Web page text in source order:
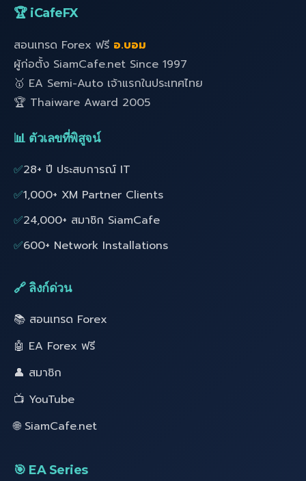
🏆 iCafeFX
สอนเทรด Forex ฟรี อ.บอม
ผู้ก่อตั้ง SiamCafe.net Since 1997
🥇 EA Semi-Auto เจ้าแรกในประเทศไทย
🏆 Thaiware Award 2005
📊 ตัวเลขที่พิสูจน์
✅28+ ปี ประสบการณ์ IT
✅1,000+ XM Partner Clients
✅24,000+ สมาชิก SiamCafe
✅600+ Network Installations
🔗 ลิงก์ด่วน
📚 สอนเทรด Forex
🤖 EA Forex ฟรี
👤 สมาชิก
📺 YouTube
🌐 SiamCafe.net
🎯 EA Series